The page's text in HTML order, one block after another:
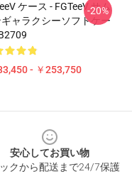
ケース - FGTeeV サム
ギャラクシーソフトケー
- ￥253,750
-20%
安心してお買い物
クから配送まで24/7保護